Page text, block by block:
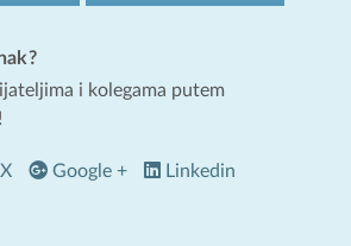
i kolegama putem
X Google + Linkedin